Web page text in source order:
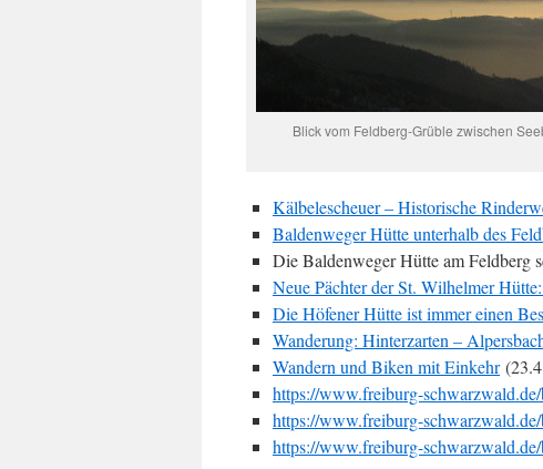
Blick vom Feldberg-Grüble zwischen
Kälbelescheuer – Historische
Baldenweger Hütte unterhalb des
Die Baldenweger Hütte am Feldberg
Neue Pächter der St. Wilhelmer
Die Höfener Hütte ist immer einen
Wanderung: Hinterzarten –
Wandern und Biken mit Einkehr
https://www.freiburg-
https://www.freiburg-
https://www.freiburg-